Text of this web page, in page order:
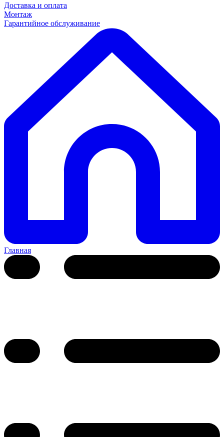
Доставка и оплата
Монтаж
Гарантийное обслуживание
Главная